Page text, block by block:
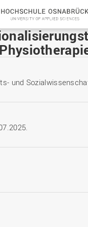
und